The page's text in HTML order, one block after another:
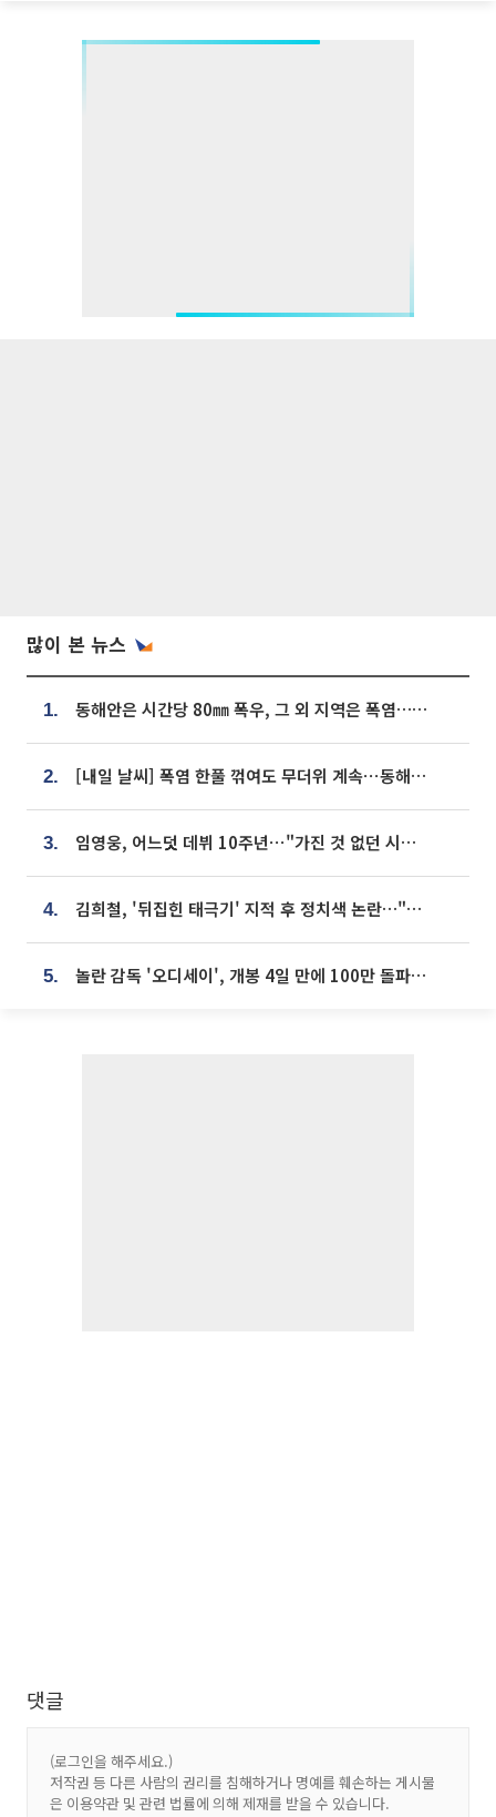
많이 본 뉴스
1. 동해안은 시간당 80㎜ 폭우, 그 외 지역은 폭염…‘극과 극 날씨’
2. [내일 날씨] 폭염 한풀 꺾여도 무더위 계속⋯동해안 이틀 연속 비
3. 임영웅, 어느덧 데뷔 10주년⋯"가진 것 없던 시절, 내 앞엔 20명의 팬뿐"
4. 김희철, '뒤집힌 태극기' 지적 후 정치색 논란…"좌우 떠나 우리나라 국기"
5. 놀란 감독 '오디세이', 개봉 4일 만에 100만 돌파⋯'왕사남' 보다 빠르다
댓글